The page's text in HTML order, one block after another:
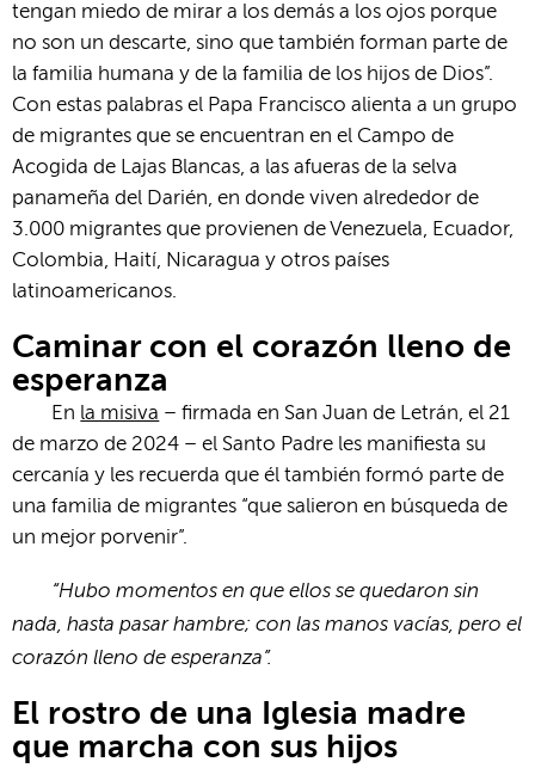
tengan miedo de mirar a los demás a los ojos porque
no son un descarte, sino que también forman parte de
la familia humana y de la familia de los hijos de Dios”.
Con estas palabras el Papa Francisco alienta a un grupo
de migrantes que se encuentran en el Campo de
Acogida de Lajas Blancas, a las afueras de la selva
panameña del Darién, en donde viven alrededor de
3.000 migrantes que provienen de Venezuela, Ecuador,
Colombia, Haití, Nicaragua y otros países
latinoamericanos.
Caminar con el corazón lleno de
esperanza
En la misiva – firmada en San Juan de Letrán, el 21
de marzo de 2024 – el Santo Padre les manifiesta su
cercanía y les recuerda que él también formó parte de
una familia de migrantes “que salieron en búsqueda de
un mejor porvenir”.
“Hubo momentos en que ellos se quedaron sin
nada, hasta pasar hambre; con las manos vacías, pero el
corazón lleno de esperanza”.
El rostro de una Iglesia madre
que marcha con sus hijos